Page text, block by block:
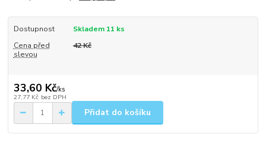
Dostupnost
Skladem 11 ks
Cena před
slevou
42 Kč
33,60 Kč/ks
27,77 Kč bez DPH
Přidat do košíku